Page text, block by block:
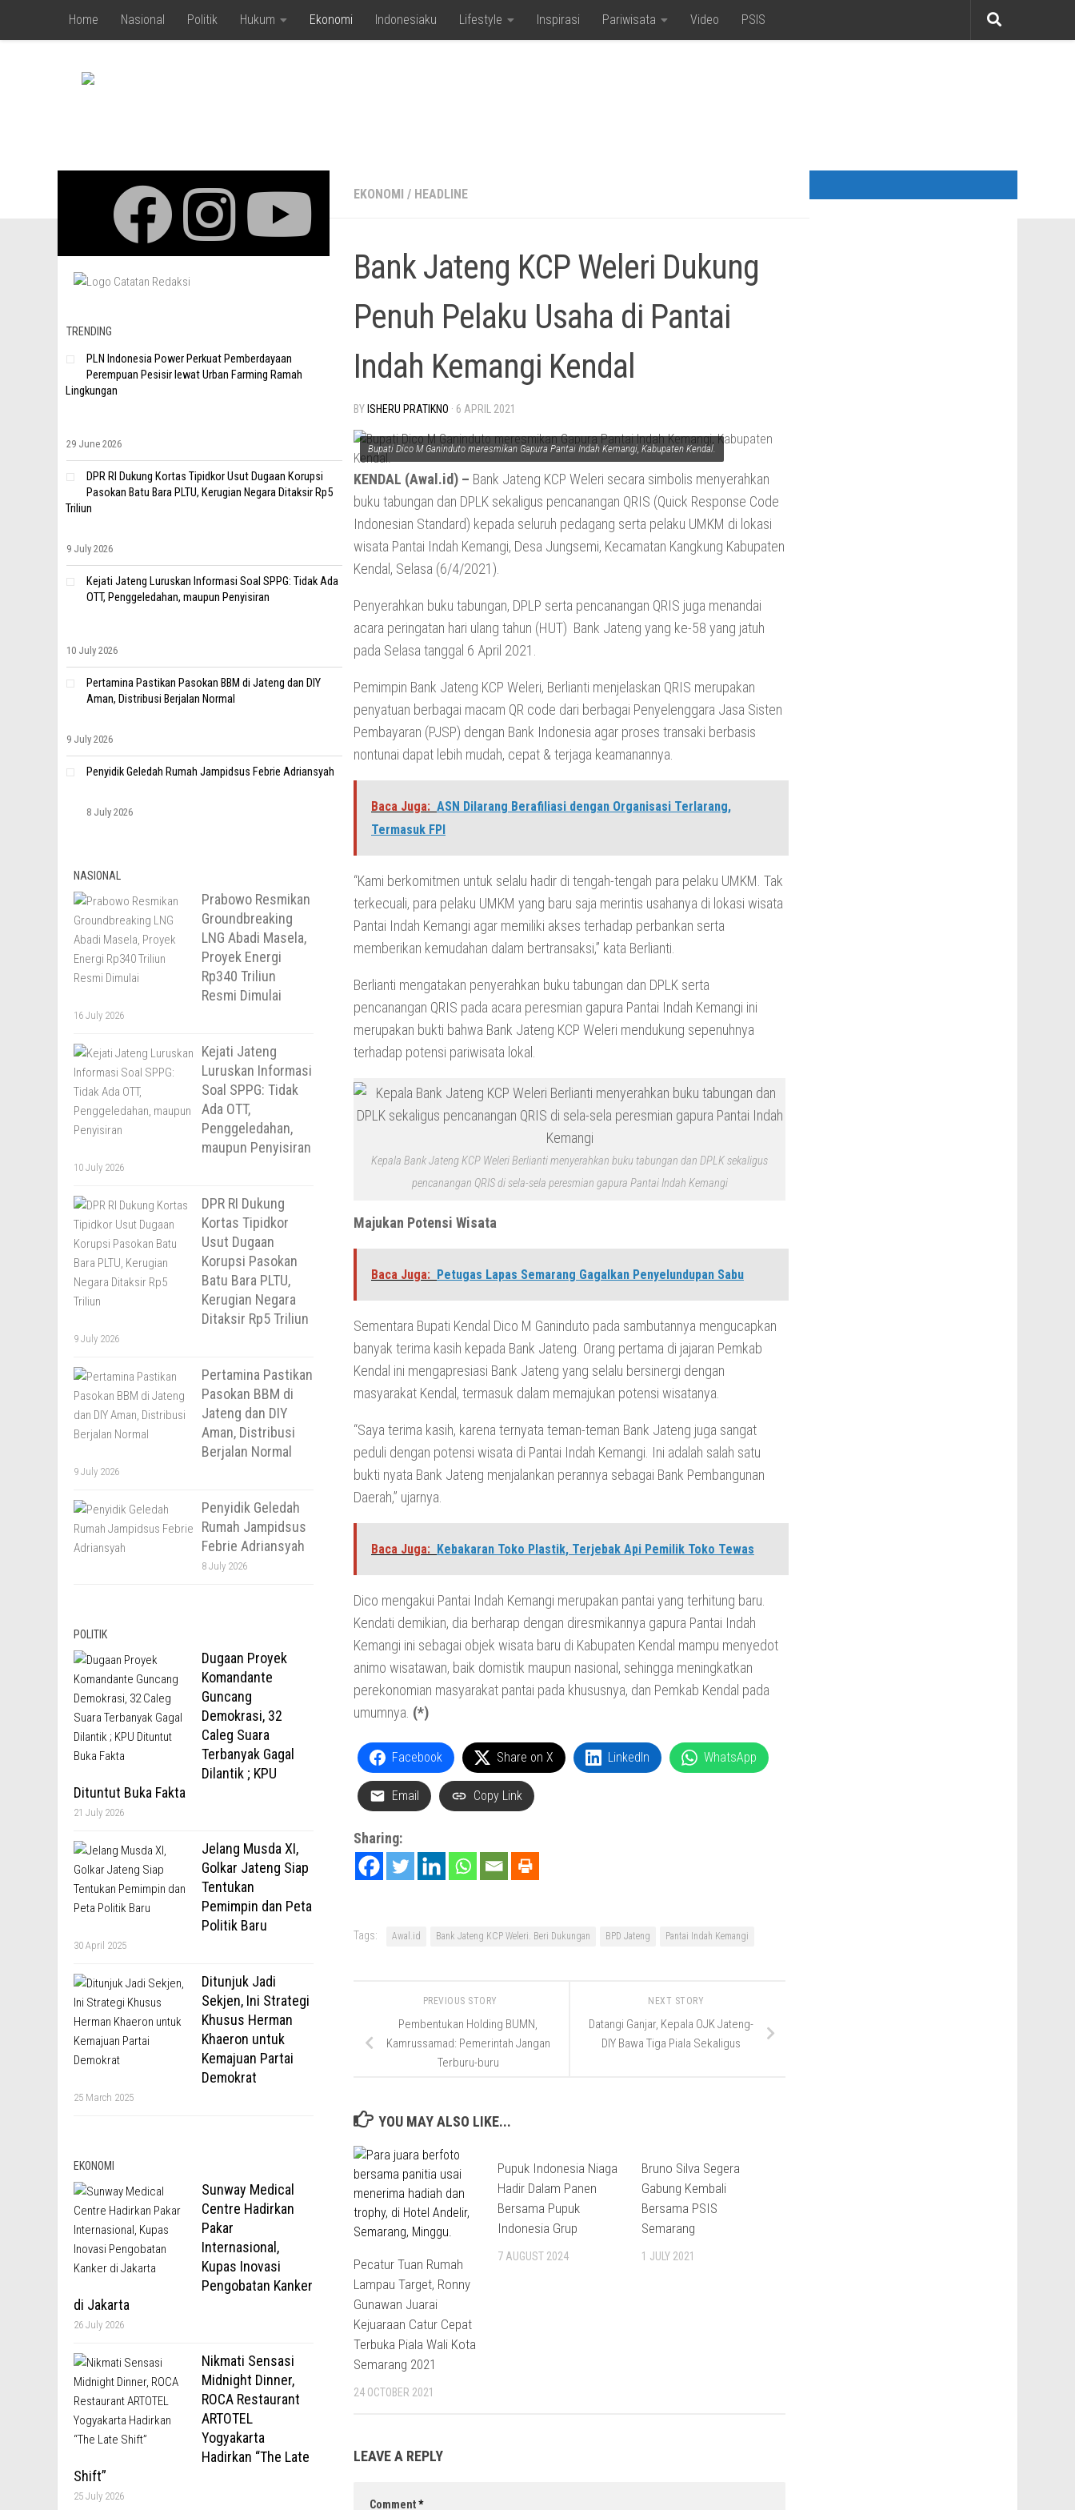
Skip to content
Home Nasional Politik Hukum Ekonomi Indonesiaku Lifestyle Inspirasi Pariwisata Video PSIS
EKONOMI / HEADLINE
Bank Jateng KCP Weleri Dukung
Penuh Pelaku Usaha di Pantai
Indah Kemangi Kendal
BY ISHERU PRATIKNO · 6 APRIL 2021
Bupati Dico M Ganinduto meresmikan Gapura Pantai Indah Kemangi, Kabupaten Kendal.
KENDAL (Awal.id) – Bank Jateng KCP Weleri secara simbolis menyerahkan
buku tabungan dan DPLK sekaligus pencanangan QRIS (Quick Response Code
Indonesian Standard) kepada seluruh pedagang serta pelaku UMKM di lokasi
wisata Pantai Indah Kemangi, Desa Jungsemi, Kecamatan Kangkung Kabupaten
Kendal, Selasa (6/4/2021).
Penyerahkan buku tabungan, DPLP serta pencanangan QRIS juga menandai
acara peringatan hari ulang tahun (HUT) Bank Jateng yang ke-58 yang jatuh
pada Selasa tanggal 6 April 2021.
Pemimpin Bank Jateng KCP Weleri, Berlianti menjelaskan QRIS merupakan
penyatuan berbagai macam QR code dari berbagai Penyelenggara Jasa Sisten
Pembayaran (PJSP) dengan Bank Indonesia agar proses transaki berbasis
nontunai dapat lebih mudah, cepat & terjaga keamanannya.
Baca Juga: ASN Dilarang Berafiliasi dengan Organisasi Terlarang,
Termasuk FPI
“Kami berkomitmen untuk selalu hadir di tengah-tengah para pelaku UMKM. Tak
terkecuali, para pelaku UMKM yang baru saja merintis usahanya di lokasi wisata
Pantai Indah Kemangi agar memiliki akses terhadap perbankan serta
memberikan kemudahan dalam bertransaksi,” kata Berlianti.
Berlianti mengatakan penyerahkan buku tabungan dan DPLK serta
pencanangan QRIS pada acara peresmian gapura Pantai Indah Kemangi ini
merupakan bukti bahwa Bank Jateng KCP Weleri mendukung sepenuhnya
terhadap potensi pariwisata lokal.
Kepala Bank Jateng KCP Weleri Berlianti menyerahkan buku tabungan dan DPLK sekaligus
pencanangan QRIS di sela-sela peresmian gapura Pantai Indah Kemangi
Majukan Potensi Wisata
Baca Juga: Petugas Lapas Semarang Gagalkan Penyelundupan Sabu
Sementara Bupati Kendal Dico M Ganinduto pada sambutannya mengucapkan
banyak terima kasih kepada Bank Jateng. Orang pertama di jajaran Pemkab
Kendal ini mengapresiasi Bank Jateng yang selalu bersinergi dengan
masyarakat Kendal, termasuk dalam memajukan potensi wisatanya.
“Saya terima kasih, karena ternyata teman-teman Bank Jateng juga sangat
peduli dengan potensi wisata di Pantai Indah Kemangi. Ini adalah salah satu
bukti nyata Bank Jateng menjalankan perannya sebagai Bank Pembangunan
Daerah,” ujarnya.
Baca Juga: Kebakaran Toko Plastik, Terjebak Api Pemilik Toko Tewas
Dico mengakui Pantai Indah Kemangi merupakan pantai yang terhitung baru.
Kendati demikian, dia berharap dengan diresmikannya gapura Pantai Indah
Kemangi ini sebagai objek wisata baru di Kabupaten Kendal mampu menyedot
animo wisatawan, baik domistik maupun nasional, sehingga meningkatkan
perekonomian masyarakat pantai pada khususnya, dan Pemkab Kendal pada
umumnya. (*)
Facebook Share on X LinkedIn WhatsApp
Email Copy Link
Sharing:
Tags: Awal.id Bank Jateng KCP Weleri. Beri Dukungan BPD Jateng Pantai Indah Kemangi
NEXT STORY
Datangi Ganjar, Kepala OJK Jateng-
DIY Bawa Tiga Piala Sekaligus
PREVIOUS STORY
Pembentukan Holding BUMN,
Kamrussamad: Pemerintah Jangan
Terburu-buru
YOU MAY ALSO LIKE...
Pecatur Tuan Rumah
Lampau Target, Ronny
Gunawan Juarai
Kejuaraan Catur Cepat
Terbuka Piala Wali Kota
Semarang 2021
24 OCTOBER 2021
Pupuk Indonesia Niaga
Hadir Dalam Panen
Bersama Pupuk
Indonesia Grup
7 AUGUST 2024
Bruno Silva Segera
Gabung Kembali
Bersama PSIS
Semarang
1 JULY 2021
LEAVE A REPLY
Comment*
TRENDING
PLN Indonesia Power Perkuat Pemberdayaan
Perempuan Pesisir lewat Urban Farming Ramah
Lingkungan
29 June 2026
DPR RI Dukung Kortas Tipidkor Usut Dugaan Korupsi
Pasokan Batu Bara PLTU, Kerugian Negara Ditaksir Rp5
Triliun
9 July 2026
Kejati Jateng Luruskan Informasi Soal SPPG: Tidak Ada
OTT, Penggeledahan, maupun Penyisiran
10 July 2026
Pertamina Pastikan Pasokan BBM di Jateng dan DIY
Aman, Distribusi Berjalan Normal
9 July 2026
Penyidik Geledah Rumah Jampidsus Febrie Adriansyah
8 July 2026
NASIONAL
Prabowo Resmikan
Groundbreaking
LNG Abadi Masela,
Proyek Energi
Rp340 Triliun
Resmi Dimulai
16 July 2026
Kejati Jateng
Luruskan Informasi
Soal SPPG: Tidak
Ada OTT,
Penggeledahan,
maupun Penyisiran
10 July 2026
DPR RI Dukung
Kortas Tipidkor
Usut Dugaan
Korupsi Pasokan
Batu Bara PLTU,
Kerugian Negara
Ditaksir Rp5 Triliun
9 July 2026
Pertamina Pastikan
Pasokan BBM di
Jateng dan DIY
Aman, Distribusi
Berjalan Normal
9 July 2026
Penyidik Geledah
Rumah Jampidsus
Febrie Adriansyah
8 July 2026
POLITIK
Dugaan Proyek
Komandante
Guncang
Demokrasi, 32
Caleg Suara
Terbanyak Gagal
Dilantik ; KPU
Dituntut Buka Fakta
21 July 2026
Jelang Musda XI,
Golkar Jateng Siap
Tentukan
Pemimpin dan Peta
Politik Baru
30 April 2025
Ditunjuk Jadi
Sekjen, Ini Strategi
Khusus Herman
Khaeron untuk
Kemajuan Partai
Demokrat
25 March 2025
EKONOMI
Sunway Medical
Centre Hadirkan
Pakar
Internasional,
Kupas Inovasi
Pengobatan Kanker
di Jakarta
26 July 2026
Nikmati Sensasi
Midnight Dinner,
ROCA Restaurant
ARTOTEL
Yogyakarta
Hadirkan “The Late
Shift”
25 July 2026